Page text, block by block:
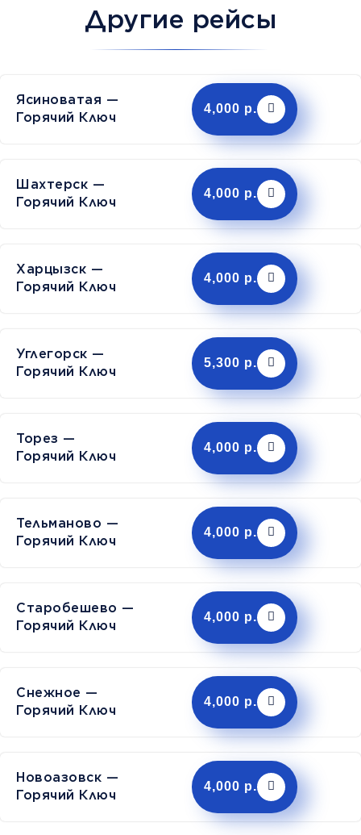
Другие рейсы
Ясиноватая —
Горячий Ключ
4,000 р.
Шахтерск —
Горячий Ключ
4,000 р.
Харцызск —
Горячий Ключ
4,000 р.
Углегорск —
Горячий Ключ
5,300 р.
Торез —
Горячий Ключ
4,000 р.
Тельманово —
Горячий Ключ
4,000 р.
Старобешево —
Горячий Ключ
4,000 р.
Снежное —
Горячий Ключ
4,000 р.
Новоазовск —
Горячий Ключ
4,000 р.